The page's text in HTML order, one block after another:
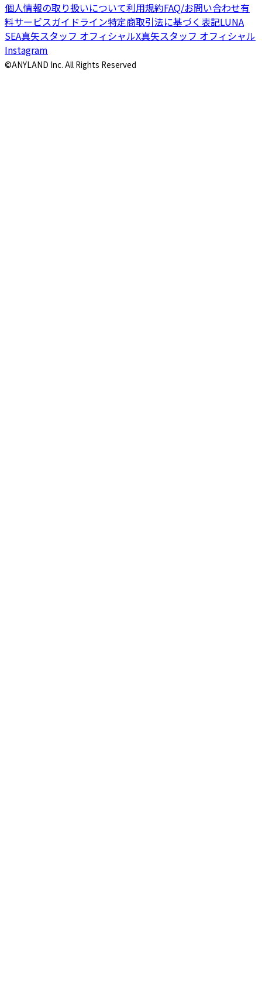
個人情報の取り扱いについて利用規約FAQ/お問い合わせ有
料サービスガイドライン特定商取引法に基づく表記LUNA
SEA真矢スタッフ オフィシャルX真矢スタッフ オフィシャル
Instagram
©ANYLAND Inc. All Rights Reserved